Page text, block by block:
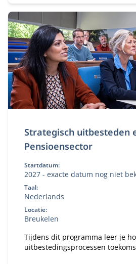
dilemma’s, leer je van experts
bestuurders en vertaal je dit
van jouw fonds
Strategisch uitbesteden
Pensioensector
Startdatum:
2027 - exacte datum nog niet
Taal:
Nederlands
Locatie:
Breukelen
Tijdens dit programma leer je
uitbestedingsprocessen